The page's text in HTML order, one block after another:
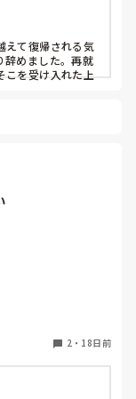
えて復帰される気
辞めました。再就
こを受け入れた上
対してしっかり
ています。
らと言って食べ
は最初から少し
いことには無理
によっては本当に
に工夫して食事介
2 ・ 18日前